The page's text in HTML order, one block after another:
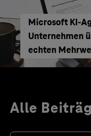
Microsoft KI-
Unternehmen
echten
Alle